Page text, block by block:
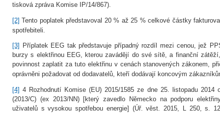
tisková zpráva Komise IP/14/867).
[2] Tento poplatek představoval 20 % až 25 % celkové částky
spotřebiteli.
[3]
Příplatek EEG tak představuje případný rozdíl mezi cenou, jež
burzy s elektřinou EEG, kterou zavádějí do své sítě, a finanční
povinnost zaplatit za tuto elektřinu v cenách stanovených zákonem,
oprávněni požadovat od dodavatelů, kteří dodávají koncovým
[4] 4 Rozhodnutí Komise (EU) 2015/1585 ze dne 25. listopadu 2014
(2013/C) (ex 2013/NN) [který zavedlo Německo na podporu
uživatelů s vysokou spotřebou energie] (Úř. věst. 2015, L 250, s.